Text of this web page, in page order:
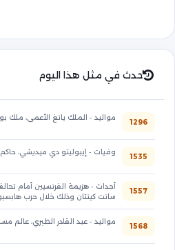
حدث في مثل هذا اليوم
1296
مواليد - الملك يانغ الأعمى، ملك
1535
وفيات - إيبوليتو دي ميديشي،
1557
أحداث - هزيمة الفرنسيين أمام
سانت كينتان وذلك خلال حرب
1568
مواليد - عبد القادر الطبري، عالم